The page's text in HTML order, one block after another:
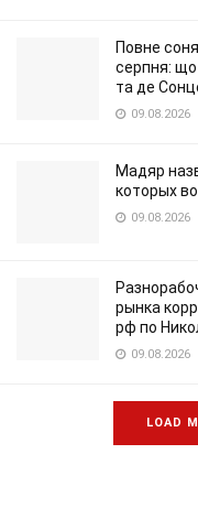
Повне
серпня: що
та де
09.08.2026
Мадяр
которых
09.08.2026
рынка
рф по
09.08.2026
LOAD